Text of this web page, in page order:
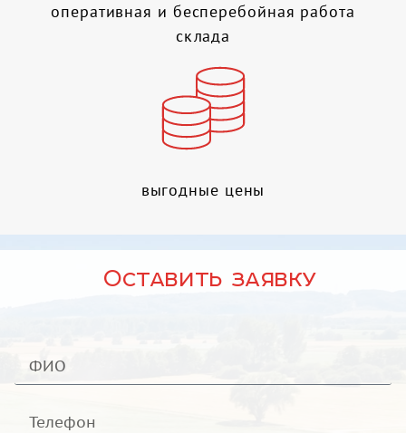
оперативная и бесперебойная работа
склада
выгодные цены
Оставить заявку